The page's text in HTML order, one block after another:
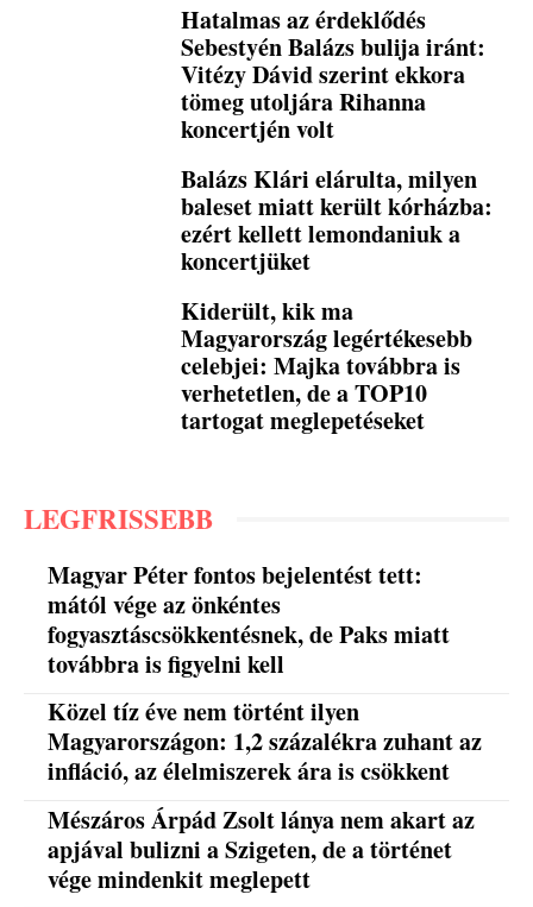
Hatalmas az érdeklődés
Sebestyén Balázs bulija iránt:
Vitézy Dávid szerint ekkora
tömeg utoljára Rihanna
koncertjén volt
Balázs Klári elárulta, milyen
baleset miatt került kórházba:
ezért kellett lemondaniuk a
koncertjüket
Kiderült, kik ma
Magyarország legértékesebb
celebjei: Majka továbbra is
verhetetlen, de a TOP10
tartogat meglepetéseket
LEGFRISSEBB
Magyar Péter fontos bejelentést tett:
mától vége az önkéntes
fogyasztáscsökkentésnek, de Paks miatt
továbbra is figyelni kell
Közel tíz éve nem történt ilyen
Magyarországon: 1,2 százalékra zuhant az
infláció, az élelmiszerek ára is csökkent
Mészáros Árpád Zsolt lánya nem akart az
apjával bulizni a Szigeten, de a történet
vége mindenkit meglepett